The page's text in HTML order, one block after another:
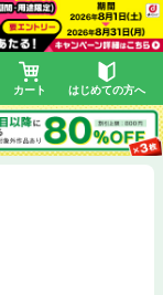
カート はじめての方へ